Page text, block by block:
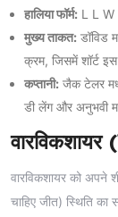
हालिया फॉर्म: L L W
मुख्य ताकत: डॉविड
क्रम, जिसमें शॉर्ट
कप्तानी: जैक टेलर
डी लेंग और अनुभवी
वारविकशायर को अपने
चाहिए जीत) स्थिति का